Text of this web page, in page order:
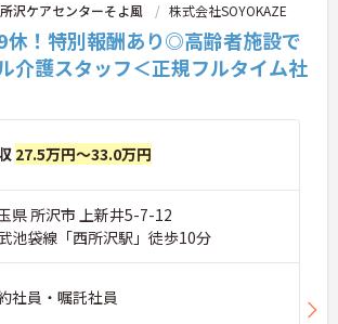
、目に見える形で還元されます。
トに評価へつながる制度により、
ションを高めながら働けます。
有が徹底されており、安心して
体制です】
員でミーティングを行い、お客様
を細やかに共有する仕組みがあり
種を超えて相談しやすい雰囲気の
すぐにお互いをフォローし合えま
環境です】
間17日のリフレッシュ休暇も取
沢ケアセンターそよ風 株式会社SOYOKAZE
9休！特別報酬あり◎高齢者施設で
介護スタッフ＜正規フルタイム社
27.5万円～33.0万円
県 所沢市 上新井5-7-12
池袋線「西所沢駅」徒歩10分
社員・嘱託社員